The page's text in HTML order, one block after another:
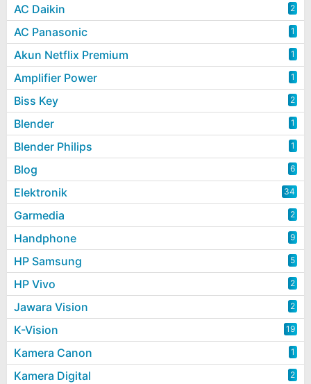
AC Daikin 2
AC Panasonic 1
Akun Netflix Premium 1
Amplifier Power 1
Biss Key 2
Blender 1
Blender Philips 1
Blog 6
Elektronik 34
Garmedia 2
Handphone 9
HP Samsung 5
HP Vivo 2
Jawara Vision 2
K-Vision 19
Kamera Canon 1
Kamera Digital 2